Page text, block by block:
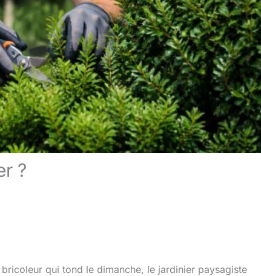
?
qui tond le dimanche, le jardinier paysagiste